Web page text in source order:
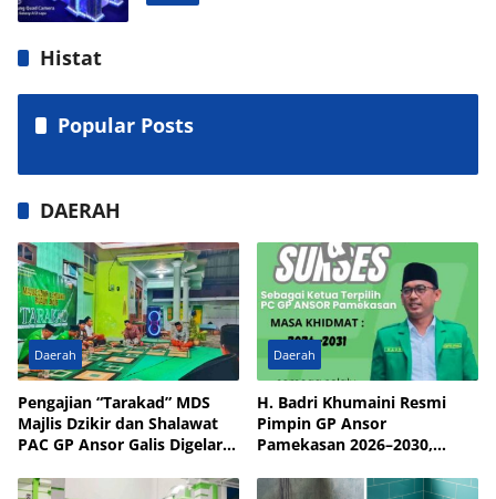
Histat
Popular Posts
DAERAH
Daerah
Pengajian “Tarakad” MDS
Majlis Dzikir dan Shalawat
PAC GP Ansor Galis Digelar
Bulay
Daerah
H. Badri Khumaini Resmi
Pimpin GP Ansor
Pamekasan 2026–2030,